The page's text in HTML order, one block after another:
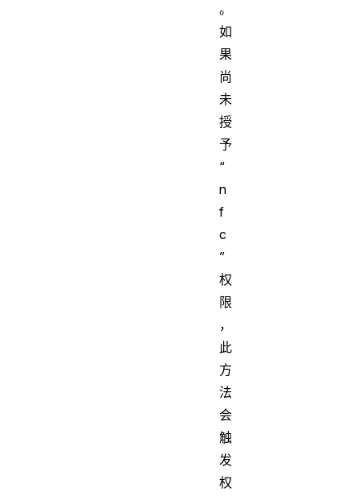
。
如
果
尚
未
授
予
“
n
f
c
”
权
限
，
此
方
法
会
触
发
权